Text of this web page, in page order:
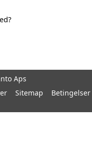
Aps
Sitemap Betingelser